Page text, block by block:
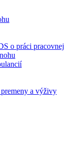
o práci pracovnej
a výživy